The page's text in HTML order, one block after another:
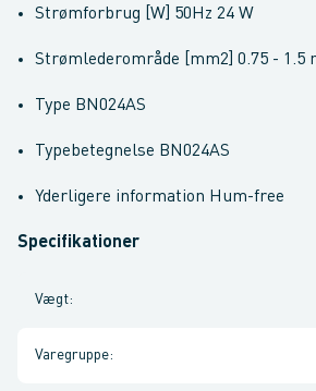
Strømforbrug [W] 50Hz 24 W
Strømlederområde [mm2] 0.75 - 1.5
Type BN024AS
Typebetegnelse BN024AS
Yderligere information Hum-free
Specifikationer
Vægt:
Varegruppe: